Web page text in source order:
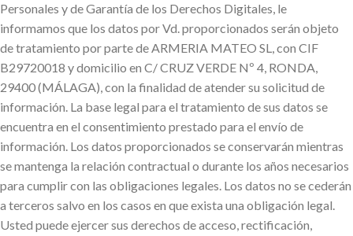
Personales y de Garantía de los Derechos Digitales, le
informamos que los datos por Vd. proporcionados serán objeto
de tratamiento por parte de ARMERIA MATEO SL, con CIF
B29720018 y domicilio en C/ CRUZ VERDE Nº 4, RONDA,
29400 (MÁLAGA), con la finalidad de atender su solicitud de
información. La base legal para el tratamiento de sus datos se
encuentra en el consentimiento prestado para el envío de
información. Los datos proporcionados se conservarán mientras
se mantenga la relación contractual o durante los años necesarios
para cumplir con las obligaciones legales. Los datos no se cederán
a terceros salvo en los casos en que exista una obligación legal.
Usted puede ejercer sus derechos de acceso, rectificación,